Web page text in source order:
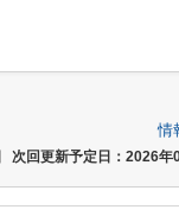
情
次回更新予定日：2026年